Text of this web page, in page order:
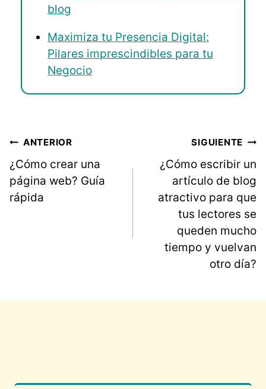
blog
Maximiza tu Presencia Digital:
Pilares imprescindibles para tu
Negocio
Navegación
de
ANTERIOR
¿Cómo crear una
página web? Guía
rápida
SIGUIENTE
¿Cómo escribir un
artículo de blog
atractivo para que
tus lectores se
queden mucho
tiempo y vuelvan
otro día?